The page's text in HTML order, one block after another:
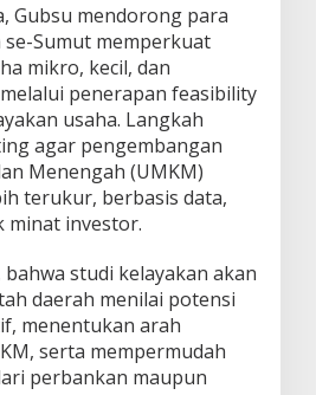
Gubsu mendorong para
Sumut memperkuat
mikro, kecil, dan
penerapan feasibility
usaha. Langkah
agar pengembangan
Menengah (UMKM)
terukur, berbasis data,
minat investor.
studi kelayakan akan
daerah menilai potensi
menentukan arah
serta mempermudah
perbankan maupun